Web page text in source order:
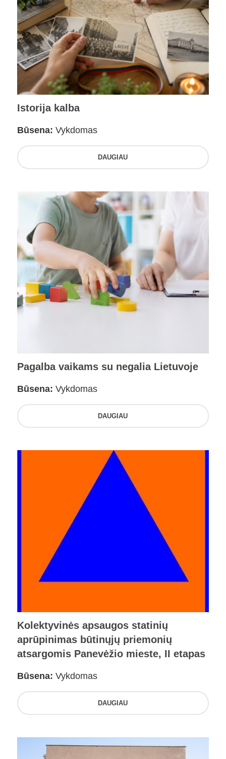
Istorija kalba
Būsena: Vykdomas
DAUGIAU
Pagalba vaikams su negalia Lietuvoje
Būsena: Vykdomas
DAUGIAU
Kolektyvinės apsaugos statinių
aprūpinimas būtinųjų priemonių
atsargomis Panevėžio mieste, II etapas
Būsena: Vykdomas
DAUGIAU